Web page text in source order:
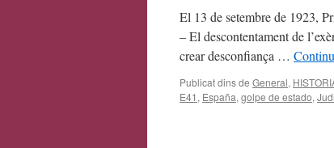
El 13 de setembre de 1923,
– El descontentament de
crear desconfiança …
Publicat dins de General,
E41 , España, golpe de estado,